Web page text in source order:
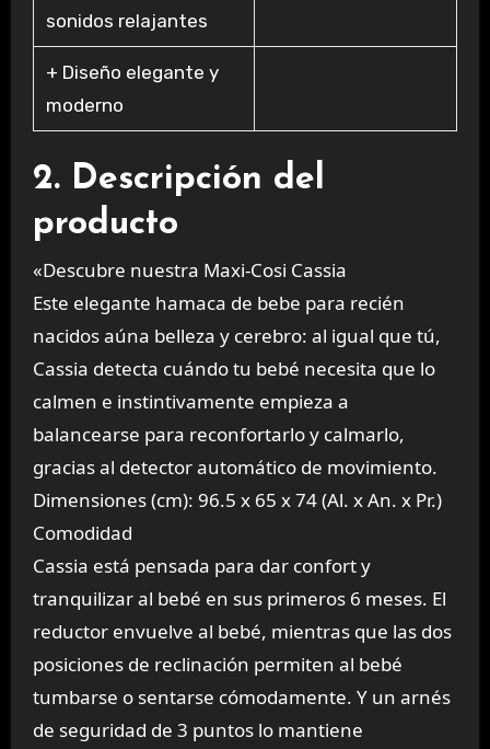
sonidos relajantes
+ Diseño elegante y
moderno
2. Descripción del
producto
«Descubre nuestra Maxi-Cosi Cassia
Este elegante hamaca de bebe para recién
nacidos aúna belleza y cerebro: al igual que tú,
Cassia detecta cuándo tu bebé necesita que lo
calmen e instintivamente empieza a
balancearse para reconfortarlo y calmarlo,
gracias al detector automático de movimiento.
Dimensiones (cm): 96.5 x 65 x 74 (Al. x An. x Pr.)
Comodidad
Cassia está pensada para dar confort y
tranquilizar al bebé en sus primeros 6 meses. El
reductor envuelve al bebé, mientras que las dos
posiciones de reclinación permiten al bebé
tumbarse o sentarse cómodamente. Y un arnés
de seguridad de 3 puntos lo mantiene